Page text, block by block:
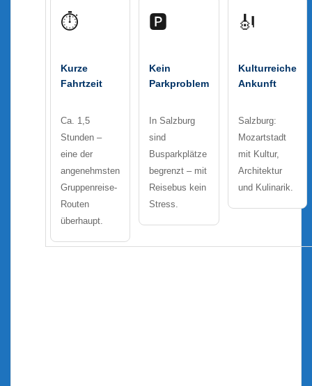
⏱
Kurze
Fahrtzeit
Ca. 1,5
Stunden –
eine der
angenehmsten
Gruppenreise-
Routen
überhaupt.
🅿️
Kein
Parkproblem
In Salzburg
sind
Busparkplätze
begrenzt – mit
Reisebus kein
Stress.
🎻
Kulturreiche
Ankunft
Salzburg:
Mozartstadt
mit Kultur,
Architektur
und Kulinarik.